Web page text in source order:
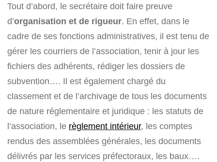
Tout d’abord, le secrétaire doit faire preuve
d’organisation et de rigueur. En effet, dans le
cadre de ses fonctions administratives, il est tenu de
gérer les courriers de l’association, tenir à jour les
fichiers des adhérents, rédiger les dossiers de
subvention…. Il est également chargé du
classement et de l’archivage de tous les documents
de nature réglementaire et juridique : les statuts de
l’association, le règlement intérieur, les comptes
rendus des assemblées générales, les documents
délivrés par les services préfectoraux, les baux….